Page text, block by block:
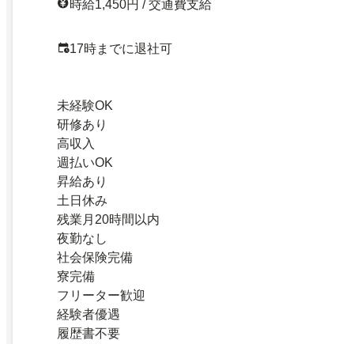
時給1,450円 / 交通費支給
17時までに退社可
未経験OK
研修あり
高収入
週払いOK
昇給あり
土日休み
残業月20時間以内
夜勤なし
社会保険完備
寮完備
フリーター歓迎
経験者優遇
履歴書不要